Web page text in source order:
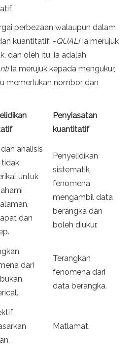
perbezaan walaupun dalam
kuantitatif: -QUALIIa merujuk
dan oleh itu, ia adalah
Ia merujuk kepada mengukur,
memerlukan nombor dan
Penyiasatan
kuantitatif
analisis
untuk
dan
Penyelidikan
sistematik
fenomena
mengambil data
berangka dan
boleh diukur.
dari
Terangkan
fenomena dari
data berangka.
Matlamat.